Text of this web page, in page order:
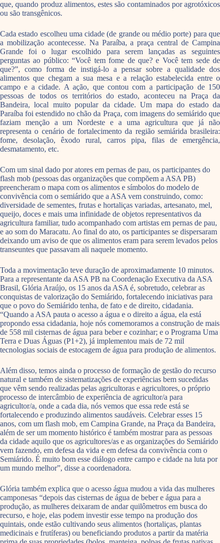
que, quando produz alimentos, estes são contaminados por agrotóxicos
ou são transgênicos.
Cada estado escolheu uma cidade (de grande ou médio porte) para que
a mobilização acontecesse. Na Paraíba, a praça central de Campina
Grande foi o lugar escolhido para serem lançadas as seguintes
perguntas ao público: “Você tem fome de que? e Você tem sede de
que?”, como forma de instigá-lo a pensar sobre a qualidade dos
alimentos que chegam a sua mesa e a relação estabelecida entre o
campo e a cidade. A ação, que contou com a participação de 150
pessoas de todos os territórios do estado, aconteceu na Praça da
Bandeira, local muito popular da cidade. Um mapa do estado da
Paraíba foi estendido no chão da Praça, com imagens do semiárido que
faziam menção a um Nordeste e a uma agricultura que já não
representa o cenário de fortalecimento da região semiárida brasileira:
fome, desolação, êxodo rural, carros pipa, filas de emergência,
desmatamento, etc.
Com um sinal dado por atores em pernas de pau, os participantes do
flash mob (pessoas das organizações que compõem a ASA PB)
preencheram o mapa com os alimentos e símbolos do modelo de
convivência com o semiárido que a ASA vem construindo, como:
diversidade de sementes, frutas e hortaliças variadas, artesanato, mel,
queijo, doces e mais uma infinidade de objetos representativos da
agricultura familiar, tudo acompanhado com artistas em pernas de pau,
e ao som do Maracatu. Ao final do ato, os participantes se dispersaram
deixando um aviso de que os alimentos eram para serem levados pelos
transeuntes que passavam ali naquele momento.
Toda a movimentação teve duração de aproximadamente 10 minutos.
Para a representante da ASA PB na Coordenação Executiva da ASA
Brasil, Glória Araújo, os 15 anos da ASA é, sobretudo, celebrar as
conquistas de valorização do Semiárido, fortalecendo iniciativas para
que o povo do Semiárido tenha, de fato e de direito, cidadania.
“Quando a ASA pauta o acesso a água e o direito a água, ela está
propondo essa cidadania, hoje nós comemoramos a construção de mais
de 558 mil cisternas de água para beber e cozinhar; e o Programa Uma
Terra e Duas Águas (P1+2), já implementou mais de 72 mil
tecnologias sociais de estocagem de água para produção de alimentos.
Além disso, temos ainda o processo de formação de gestão do recurso
natural e também de sistematizações de experiências bem sucedidas
que vêm sendo realizadas pelas agricultoras e agricultores, o próprio
processo de intercâmbio de experiência de agricultor/a para
agricultor/a, onde a cada dia, nós vemos que essa rede está se
fortalecendo e produzindo alimentos saudáveis. Celebrar esses 15
anos, com um flash mob, em Campina Grande, na Praça da Bandeira,
além de ser um momento histórico é também mostrar para as pessoas
da cidade aquilo que os agricultores/as e as organizações do Semiárido
vem fazendo, em defesa da vida e em defesa da convivência com o
Semiárido. É muito bom esse diálogo entre campo e cidade na luta por
um mundo melhor”, disse a coordenadora.
Glória também explica que o acesso água mudou a vida das mulheres
camponesas “depois das cisternas de água de beber e água para a
produção, as mulheres deixaram de andar quilômetros em busca do
recurso, e hoje, elas podem investir esse tempo na produção dos
quintais, onde estão cultivando seus alimentos (hortaliças, plantas
medicinais e frutíferas) ou beneficiando produtos a partir da matéria